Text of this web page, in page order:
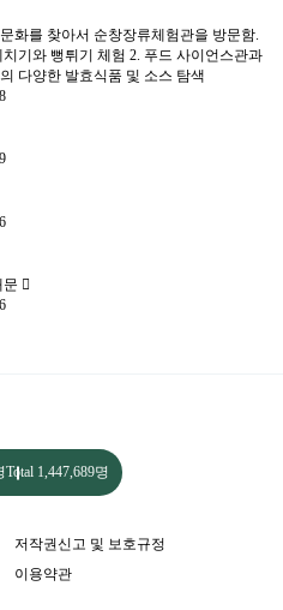
화를 찾아서 순창장류체험관을 방문함.
기와 뻥튀기 체험 2. 푸드 사이언스관과
다양한 발효식품 및 소스 탐색
문
Total 1,447,689명
저작권신고 및 보호규정
이용약관